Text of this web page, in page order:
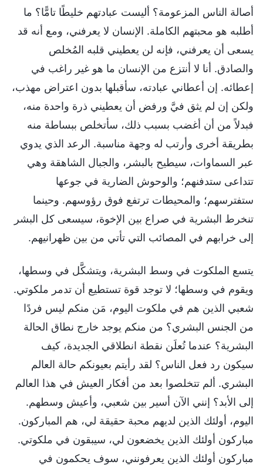
أصالة الناس المزعومة؟ أليست عبادتهم خليطًا تامًّا؟ ما
أطلبه هو محبتهم الكاملة. الإنسان لا يعرفني، ومع أنه قد
يسعى أن يعرفني، فإنه لن يعطيني قلبه المُخلص
والصادق. أنا لا أنتزع من الإنسان ما هو غير راغب في
إعطائه. إن أعطاني عبادته، سأقبلها بدون اعتراض مهذب،
ولكن إن لم يثق فيَّ ورفض أن يعطيني ذرة واحدة منه،
فبدلاً من أن أغضب بسبب ذلك، سأتخلص ببساطة منه
بطريقة أخرى وأرتب له وجهة مناسبة. الرعد الذي يدوي
عبر السماوات، سيطيح بالبشر، والجبال الشاهقة وهي
تتداعى ستدفنهم؛ والوحوش الضارية في جوعها
ستفترسهم؛ والمحيطات ترتفع فوق رؤوسهم. وحينما
تنخرط البشرية في صراع بين الإخوة، سيسعى كل البشر
إلى خرابهم في المصائب التي تأتي من بين ظهرانيهم.
يتسع الملكوت في وسط البشرية، ويتشكَّل في وسطها،
ويقوم في وسطها؛ لا توجد قوة تستطيع أن تدمر ملكوتي.
شعبي الذين هم في ملكوت اليوم، مَن منكم ليس فردًا
من الجنس البشري؟ من منكم يوجد خارج نطاق الحالة
البشرية؟ عندما تُعلَن نقطة انطلاقي الجديدة، كيف
سيكون رد فعل الناس؟ لقد رأيتم بعيونكم حالة العالم
البشري. ألم تتخلصوا بعد من أفكار العيش في هذا العالم
إلى الأبد؟ إنني الآن أسير بين شعبي، وأعيش وسطهم.
اليوم، أولئك الذين لديهم محبة حقيقة لي، هم المباركون.
مباركون أولئك الذين يخضعون لي، سيبقون في ملكوتي.
مباركون أولئك الذين يعرفونني، سوف يحكمون في